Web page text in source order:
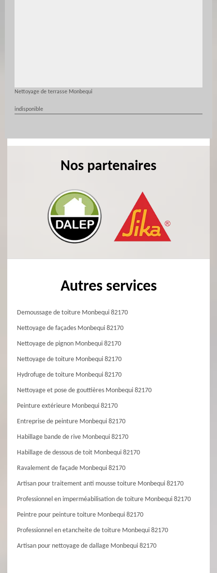
Nettoyage de terrasse Monbequi
indisponible
Nos partenaires
Autres services
Demoussage de toiture Monbequi 82170
Nettoyage de façades Monbequi 82170
Nettoyage de pignon Monbequi 82170
Nettoyage de toiture Monbequi 82170
Hydrofuge de toiture Monbequi 82170
Nettoyage et pose de gouttières Monbequi 82170
Peinture extérieure Monbequi 82170
Entreprise de peinture Monbequi 82170
Habillage bande de rive Monbequi 82170
Habillage de dessous de toit Monbequi 82170
Ravalement de façade Monbequi 82170
Artisan pour traitement anti mousse toiture Monbequi 82170
Professionnel en imperméabilisation de toiture Monbequi 82170
Peintre pour peinture toiture Monbequi 82170
Professionnel en etancheite de toiture Monbequi 82170
Artisan pour nettoyage de dallage Monbequi 82170